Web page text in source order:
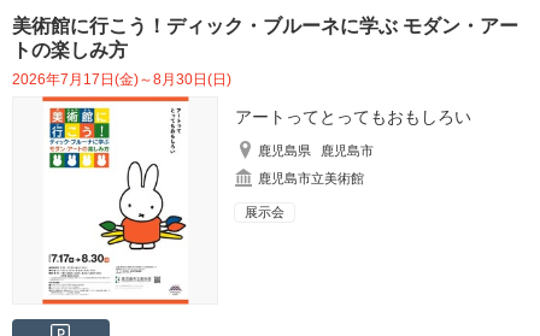
美術館に行こう！ディック・ブルーネに学ぶ モダン・アー
トの楽しみ方
2026年7月17日(金)～8月30日(日)
アートってとってもおもしろい
鹿児島県
鹿児島市
鹿児島市立美術館
展示会